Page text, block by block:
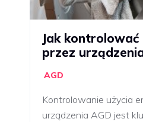
Jak kontrolować
przez
AGD
Kontrolowanie użycia
urządzenia AGD jest